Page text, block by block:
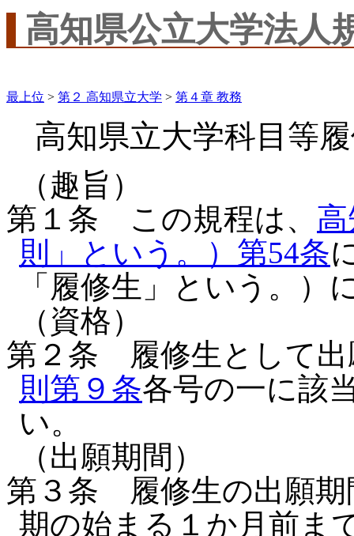
高知県公立大学法人
最上位 > 第２ 高知県立大学 > 第４章 教務
高知県立大学科目等
（趣旨）
第１条 この規程は、
則」という。）第54条
「履修生」という。）
（資格）
第２条 履修生として出
則第９条各号の一に該
い。
（出願期間）
第３条 履修生の出願期
期の始まる１か月前ま